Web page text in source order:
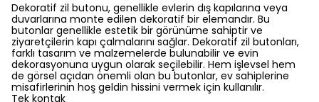
Dekoratif zil butonu, genellikle evlerin dış kapılarına veya
duvarlarına monte edilen dekoratif bir elemandır. Bu
butonlar genellikle estetik bir görünüme sahiptir ve
ziyaretçilerin kapı çalmalarını sağlar. Dekoratif zil butonları,
farklı tasarım ve malzemelerde bulunabilir ve evin
dekorasyonuna uygun olarak seçilebilir. Hem işlevsel hem
de görsel açıdan önemli olan bu butonlar, ev sahiplerine
misafirlerinin hoş geldin hissini vermek için kullanılır.
Tek kontak